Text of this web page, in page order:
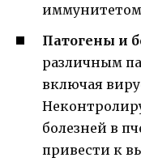
Патогены и
различным
включая
болезней в
привести к